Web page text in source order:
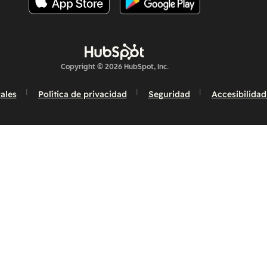
Copyright © 2026 HubSpot, Inc.
Política de privacidad Seguridad